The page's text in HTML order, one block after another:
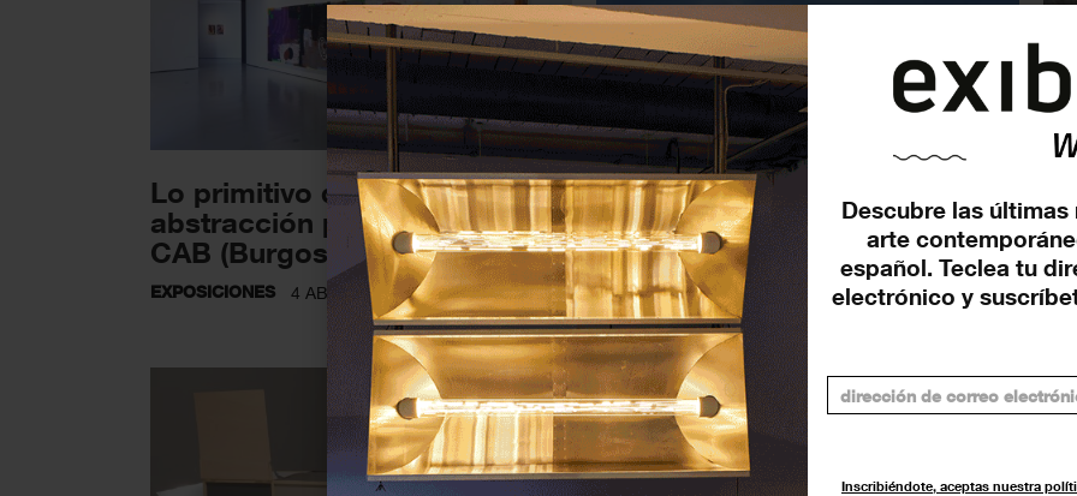
Descubre las
arte
español. Teclea tu
electrónico y
Inscribiéndote, aceptas nuestra
Lo primitivo desde la
abstracción pictórica en el
CAB (Burgos)
EXPOSICIONES 4 ABRIL 2022
El CDAN (Huesca) presenta su
programación expositiva
anual
EXPOSICIONES 1 ABRIL 2022